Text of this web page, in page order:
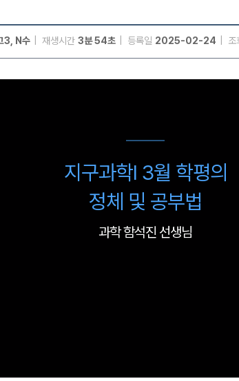
3, N수 재생시간 3분 54초 등록일 2025-02-24 조
지구과학I 3월 학평의
정체 및 공부법
과학 함석진 선생님